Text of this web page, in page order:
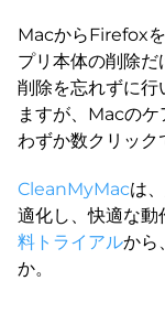
MacからFirefox
プリ本体の削除
削除を忘れずに行
ますが、Macのケ
わずか数クリック
CleanMyMacは
適化し、快適な動
料トライアルから
か。